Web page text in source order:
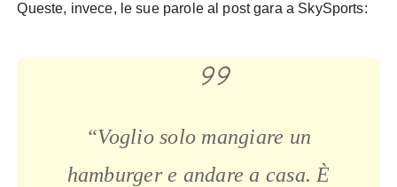
Queste, invece, le sue parole al post gara a SkySports:
“Voglio solo mangiare un
hamburger e andare a casa. È